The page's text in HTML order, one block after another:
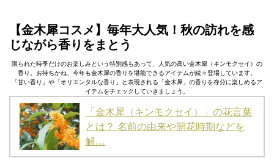
【金木犀コスメ】毎年大人気！秋の訪れを感
じながら香りをまとう
限られた時季だけのお楽しみという特別感もあって、人気の高い金木犀（キンモクセイ）の
香り。お待ちかね、今年も金木犀の香りを堪能できるアイテムが続々登場しています。
「甘い香り」や「オリエンタルな香り」と表現される「金木犀」の香りを存分に楽しめるア
イテムをチェックしていきましょう。
「金木犀（キンモクセイ）」の花言葉
とは？ 名前の由来や開花時期などを
解…